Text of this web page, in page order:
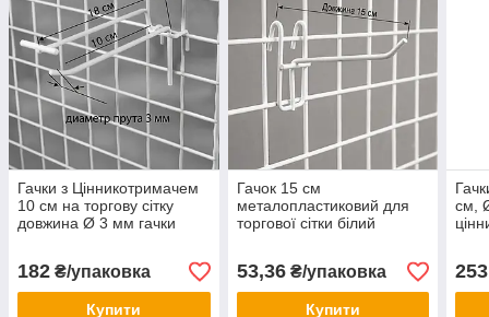
Гачки з Цінникотримачем
10 см на торгову сітку
довжина Ø 3 мм гачки
182 ₴/упаковка
Купити
Гачок 15 см
металопластиковий для
торгової сітки білий
53,36₴/упаковка
Купити
см,
253